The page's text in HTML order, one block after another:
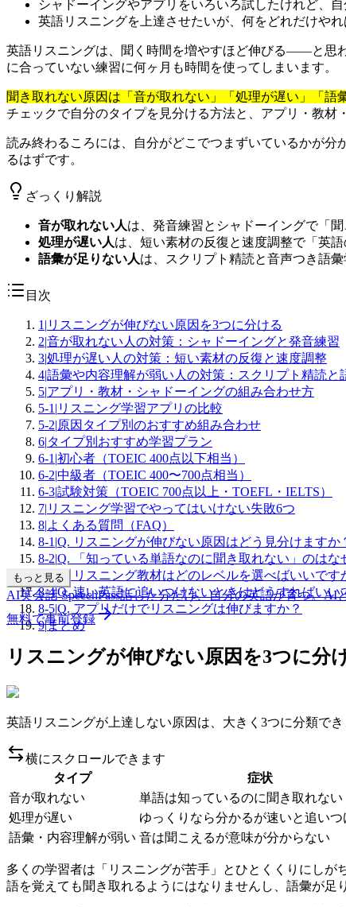
シャドーイングやアプリをいろいろ試したけれど、
英語リスニングを上達させたいが、何をどれだけや
英語リスニングは、聞く時間を増やすほど伸びる——と思
に合っていない練習に何ヶ月も時間を使ってしまいます。
聞き取れない原因は「音が取れない」「処理が遅い」「語
チェックで自分のタイプを見分ける方法と、アプリ・教材
読み終わるころには、自分がどこでつまずいているかが
るはずです。
ざっくり解説
音が取れない人は、発音練習とシャドーイングで「
処理が遅い人は、短い素材の反復と速度調整で「英
語彙が足りない人は、スクリプト精読と音声つき語
目次
1 | リスニングが伸びない原因を3つに分ける
2|音が取れない人の対策：シャドーイングと発音練習
3|処理が遅い人の対策：短い素材の反復と速度調整
4|語彙や内容理解が弱い人の対策：スクリプト精読と
5|アプリ・教材・シャドーイングの組み合わせ方
5-1 | リスニング学習アプリの比較
5-2|原因タイプ別のおすすめ組み合わせ
6|タイプ別おすすめ学習プラン
6-1 |初心者（TOEIC 400点以下相当）
6-2|中級者（TOEIC 400〜700点相当）
6-3|試験対策（TOEIC 700点以上・TOEFL・IELTS）
7| リスニング学習でやってはいけない失敗6つ
8|よくある質問（FAQ）
8-1 |Q. リスニングが伸びない原因はどう見分けますか
8-2|Q. 「知っている単語なのに聞き取れない」のはな
8-3 |Q. リスニング教材はどのレベルを選べばいいです
8-4|Q. 速い英語に追いつけないときはどうすればいい
8-5|Q. アプリだけでリスニングは伸びますか？
9|まとめ
もっと見る
AI英会話 SpeechPass話した分だけ、自分の英語が育つ。AI
無料で事前登録
リスニングが伸びない原因を3つに分
英語リスニングが上達しない原因は、大きく3つに分類で
横にスクロールできます
タイプ
症状
音が取れない
単語は知っているのに聞き取れない
処理が遅い
ゆっくりなら分かるが速いと追いつ
語彙・内容理解が弱い 音は聞こえるが意味が分からない
多くの学習者は「リスニングが苦手」とひとくくりにしが
語を覚えても聞き取れるようにはなりませんし、語彙が足